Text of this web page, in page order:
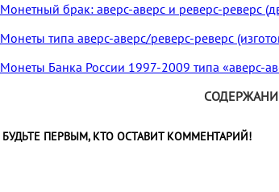
Монетный брак: аверс-аверс и реверс-реверс
Монеты типа аверс-аверс/реверс-реверс
Монеты Банка России 1997-2009 типа «аверс-
БУДЬТЕ ПЕРВЫМ, КТО ОСТАВИТ КОММЕНТАРИЙ!